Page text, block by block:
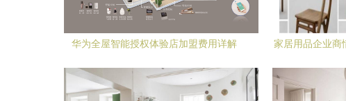
华为全屋智能授权体验店加盟费用详解
家居用品企业商